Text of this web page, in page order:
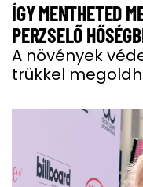
ÍGY MENTHETED
PERZSELŐ
A növények
trükkel